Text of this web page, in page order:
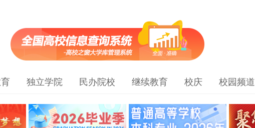
独立学院 民办院校 继续教育 校庆 校园频道